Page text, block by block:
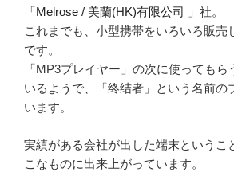
「Melrose / 美蘭(HK)有限公司
」社。
これまでも、小型携帯をいろいろ販売
です。
「MP3プレイヤー」の次に使ってもら
いるようで、「终结者」という名前の
います。
実績がある会社が出した端末というこ
こなものに出来上がっています。